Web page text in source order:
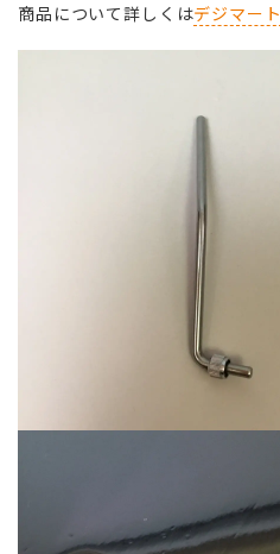
商品について詳しくはデジマート